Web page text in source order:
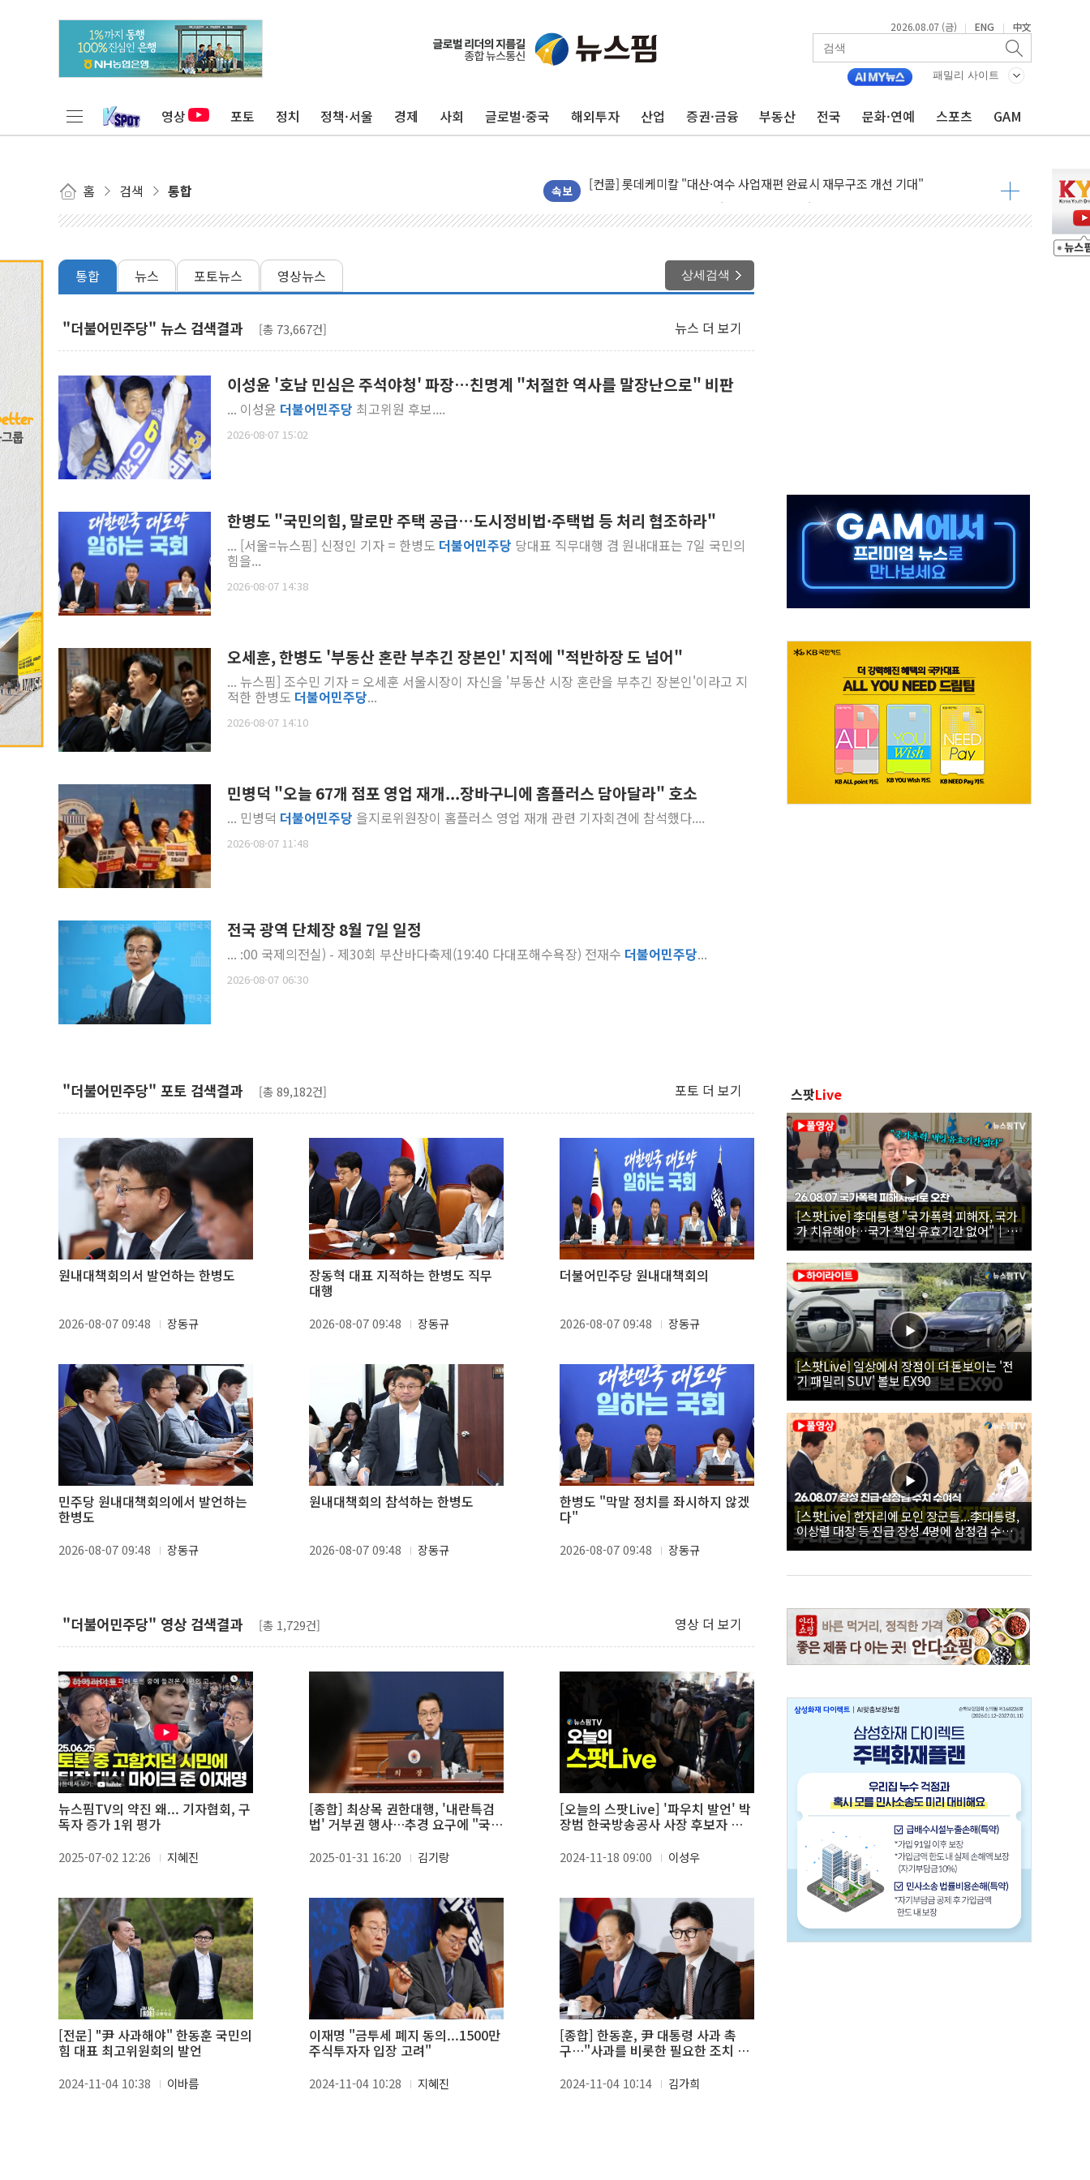
2026.08.07 (금) | ENG | 中文
패밀리 사이트
영상 포토 정치 정책·서울 경제 사회 글로벌·중국 해외투자 산업 증권·금융 부동산 전국 문화·연예 스포츠 GAM
홈 검색 통합 속보
[중국증시 마감] CPO∙PCB∙CRO가 이끈 '기술주 상승장'
[ETF 시황] 2차전지 ETF 급등, SK하이닉스 레버리지는 급락
SK증권, 비대면 고객 대상 '수수료 평생 우대' 이벤트 진행
통합위, 'AI 포용사회'·'청년 자산격차 해소' 특위 출범…"소외되는 계층 없도록"
[마감시황] 코스피, 7주 연속 하락…외국인 매도에 6258.77
중수청 임용설명회에 검사 110명 등 1100명 참석...인사·처우 관심
안동 송천동 양봉장 화재 야산으로 확산...헬기 3대 투입 진화 중
호남반도체 산단 하루 65만톤 용수 필요…절반은 하수처리수로 공급한다
'세기의 거래', 인도 50조원 규모 라팔 도입 속도...프랑스 인도에 판매 제안서 제출
하나은행, 7일부터 비대면 주담대 신규 취급 중단
공진원, 맨시티 선수단에 한글 디자인 협업 제품 전달
GS25 '소비뇽레몬블랑하이볼', 레드닷 디자인 어워드 수상
통합 뉴스 포토뉴스 영상뉴스 상세검색
"더불어민주당" 뉴스 검색결과 [총 73,667건] 뉴스 더 보기
이성윤 '호남 민심은 주석야청' 파장…친명계 "처절한 역사를 말장난으로" 비판
... 이성윤 더불어민주당 최고위원 후보....
2026-08-07 15:02
한병도 "국민의힘, 말로만 주택 공급…도시정비법·주택법 등 처리 협조하라"
... [서울=뉴스핌] 신정인 기자 = 한병도 더불어민주당 당대표 직무대행 겸 원내대표는 7일 국민의
힘을...
2026-08-07 14:38
오세훈, 한병도 '부동산 혼란 부추긴 장본인' 지적에 "적반하장 도 넘어"
... 뉴스핌] 조수민 기자 = 오세훈 서울시장이 자신을 '부동산 시장 혼란을 부추긴 장본인'이라고 지
적한 한병도 더불어민주당...
2026-08-07 14:10
민병덕 "오늘 67개 점포 영업 재개...장바구니에 홈플러스 담아달라" 호소
... 민병덕 더불어민주당 을지로위원장이 홈플러스 영업 재개 관련 기자회견에 참석했다....
2026-08-07 11:48
전국 광역 단체장 8월 7일 일정
... :00 국제의전실) - 제30회 부산바다축제(19:40 다대포해수욕장) 전재수 더불어민주당...
2026-08-07 06:30
"더불어민주당" 포토 검색결과 [총 89,182건] 포토 더 보기
원내대책회의서 발언하는 한병도
2026-08-07 09:48 장동규
장동혁 대표 지적하는 한병도 직무
대행
2026-08-07 09:48 장동규
더불어민주당 원내대책회의
2026-08-07 09:48 장동규
민주당 원내대책회의에서 발언하는
한병도
2026-08-07 09:48 장동규
원내대책회의 참석하는 한병도
2026-08-07 09:48 장동규
한병도 "막말 정치를 좌시하지 않겠
다"
2026-08-07 09:48 장동규
"더불어민주당" 영상 검색결과 [총 1,729건] 영상 더 보기
뉴스핌TV의 약진 왜... 기자협회, 구
독자 증가 1위 평가
2025-07-02 12:26 지혜진
[종합] 최상목 권한대행, '내란특검
법' 거부권 행사…추경 요구에 "국정
2025-01-31 16:20 김기랑
[오늘의 스팟Live] '파우치 발언' 박
장범 한국방송공사 사장 후보자 인
2024-11-18 09:00 이성우
[전문] "尹 사과해야" 한동훈 국민의
힘 대표 최고위원회의 발언
2024-11-04 10:38 이바름
이재명 "금투세 폐지 동의...1500만
주식투자자 입장 고려"
2024-11-04 10:28 지혜진
[종합] 한동훈, 尹 대통령 사과 촉
구…"사과를 비롯한 필요한 조치 해
2024-11-04 10:14 김가희
스팟Live
[스팟Live] 李대통령 "국가폭력 피해자, 국가
가 치유해야…국가 책임 유효기간 없어"｜
26.08.07 국가폭력 피해자 위로 오찬
[스팟Live] 일상에서 장점이 더 돋보이는 '전
기 패밀리 SUV' 볼보 EX90
[스팟Live] 한자리에 모인 장군들...李대통령,
이상렬 대장 등 진급 장성 4명에 삼정검 수치
직접 수여｜26.08.07 장성 진급·삼정검 수치